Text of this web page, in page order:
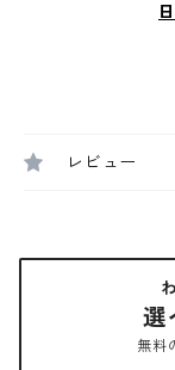
レビュー
選
無料